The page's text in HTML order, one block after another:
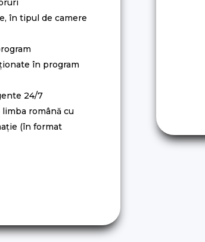
în tipul de camere
în program
24/7
română cu
(în format